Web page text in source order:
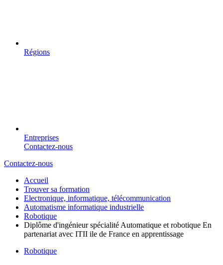
Régions
Entreprises
Contactez-nous
Contactez-nous
Accueil
Trouver sa formation
Electronique, informatique, télécommunication
Automatisme informatique industrielle
Robotique
Diplôme d'ingénieur spécialité Automatique et robotique En
partenariat avec ITII ile de France en apprentissage
Robotique